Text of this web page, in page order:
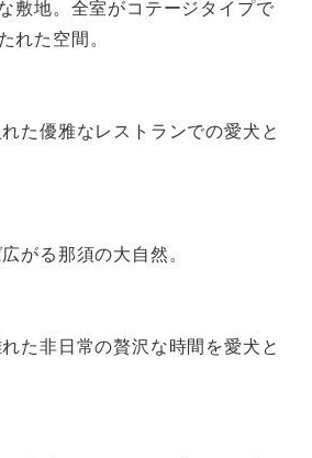
敷地。全室がコテージタイプで
れた空間。